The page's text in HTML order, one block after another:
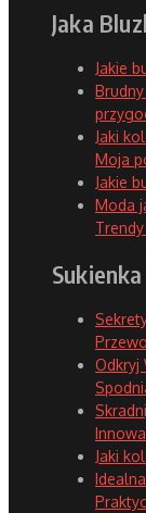
Jaka
Jakie
Jaki
Moja
Jakie
Moda
Sukienka
Odkryj
Jaki